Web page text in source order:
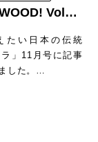
Vol…
たい日本の伝統
ラ」11月号に記事
した。…